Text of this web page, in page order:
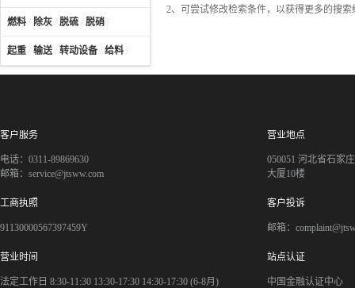
燃料 / 除灰 / 脱硫 / 脱硝 /
起重 / 输送/ 转动设备 / 给料 /
2、可尝试修改检索条件，以获得更多的搜索
客户服务
电话：0311-89869630
邮箱：service@jtsww.com
营业地点
050051 河北省石家
大厦10楼
工商执照
91130000567397459Y
客户投诉
邮箱：
营业时间
法定工作日 8:30-11:30 13:30-17:30 14:30-17:30 (6-8月)
站点认证
中国金融认证中心